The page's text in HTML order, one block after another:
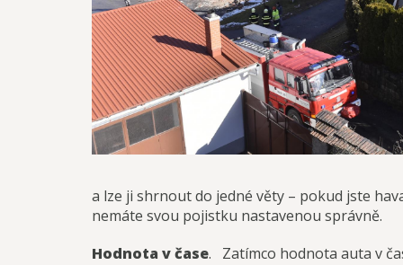
a lze ji shrnout do jedné věty – pokud jste
nemáte svou pojistku nastavenou správně.
Hodnota v čase. Zatímco hodnota auta v